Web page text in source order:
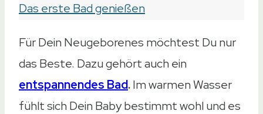
Das erste Bad genießen
Für Dein Neugeborenes möchtest Du nur
das Beste. Dazu gehört auch ein
entspannendes Bad.Im warmen Wasser
fühlt sich Dein Baby bestimmt wohl und es